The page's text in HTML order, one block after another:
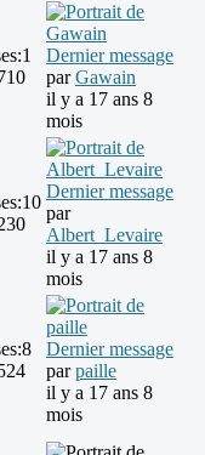
1
Dernier message
parGawain
il y a 17 ans 8
mois
10
Dernier message
par
Albert_Levaire
il y a 17 ans 8
mois
8
Dernier message
parpaille
il y a 17 ans 8
mois